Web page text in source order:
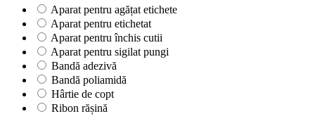
Aparat pentru agățat etichete
Aparat pentru etichetat
Aparat pentru închis cutii
Aparat pentru sigilat pungi
Bandă adezivă
Bandă poliamidă
Hârtie de copt
Ribon rășină